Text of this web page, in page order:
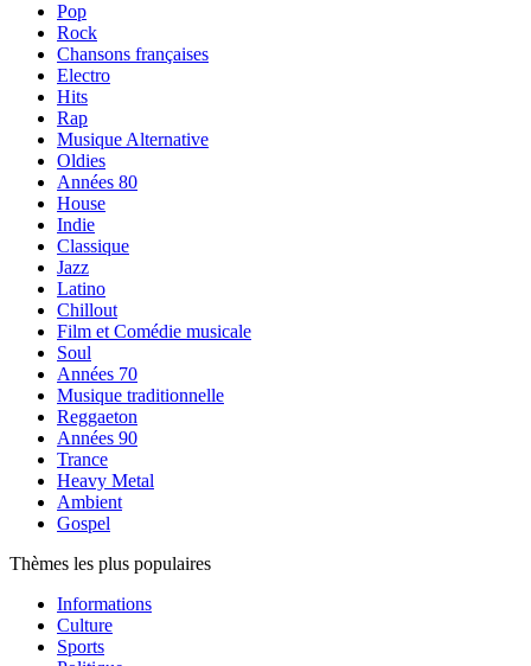
Pop
Rock
Chansons françaises
Electro
Hits
Rap
Musique Alternative
Oldies
Années 80
House
Indie
Classique
Jazz
Latino
Chillout
Film et Comédie musicale
Soul
Années 70
Musique traditionnelle
Reggaeton
Années 90
Trance
Heavy Metal
Ambient
Gospel
Thèmes les plus populaires
Informations
Culture
Sports